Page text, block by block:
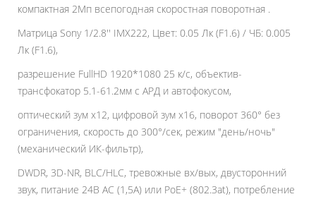
компактная 2Мп всепогодная скоростная поворотная .
Матрица Sony 1/2.8'' IMX222, Цвет: 0.05 Лк (F1.6) / ЧБ: 0.005
Лк (F1.6),
разрешение FullHD 1920*1080 25 к/с, объектив-
трансфокатор 5.1-61.2мм с АРД и автофокусом,
оптический зум х12, цифровой зум х16, поворот 360° без
ограничения, скорость до 300°/сек, режим "день/ночь"
(механический ИК-фильтр),
DWDR, 3D-NR, BLC/HLC, тревожные вх/вых, двусторонний
звук, питание 24В AC (1,5A) или PoE+ (802.3at), потребление